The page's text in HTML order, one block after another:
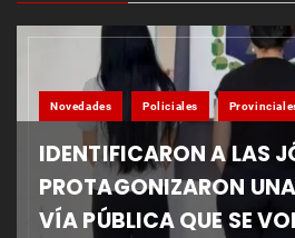
Novedades Policiales
IDENTIFICARON A LAS
PROTAGONIZARON UNA
VÍA PÚBLICA QUE SE